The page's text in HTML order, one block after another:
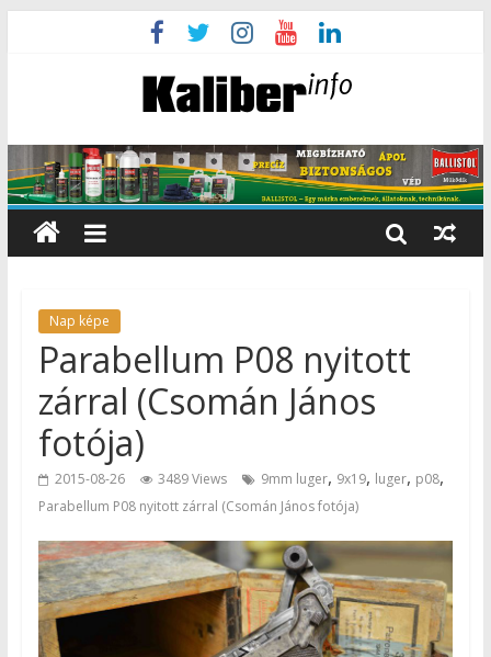
Nap képe
Parabellum P08 nyitott
zárral (Csomán János
fotója)
2015-08-26 3489 Views 9mm luger, 9x19, luger, p08,
Parabellum P08 nyitott zárral (Csomán János fotója)